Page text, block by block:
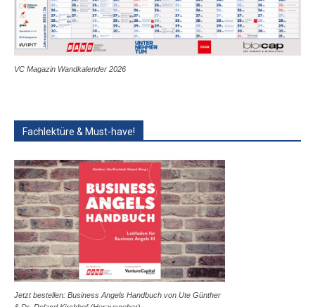
VC Magazin Wandkalender 2026
Fachlektüre & Must-have!
Jetzt bestellen: Business Angels Handbuch von Ute Günther